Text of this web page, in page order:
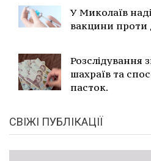
У Миколаїв
вакцини проти
Розслідування
шахраїв та
пасток.
СВІЖІ ПУБЛІКАЦІЇ